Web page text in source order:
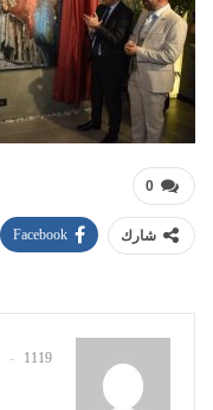
0
شارك Facebook
1119 المشاركات